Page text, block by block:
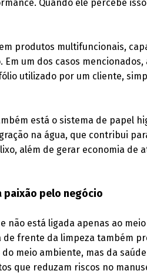
Quando ele percebe
produtos multifuncionais,
Em um dos casos
utilizado por um cliente,
está o sistema de papel
na água, que contribui
além de gerar economia de
paixão pelo negócio
não está ligada apenas ao
de frente da limpeza também
meio ambiente, mas da
que reduzam riscos no